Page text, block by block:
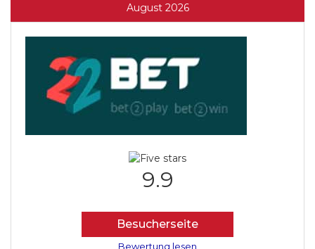
August 2026
9.9
Besucherseite
Bewertung lesen